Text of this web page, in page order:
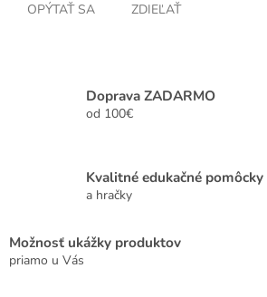
OPÝTAŤ SA ZDIEĽAŤ
Doprava ZADARMO
od 100€
Kvalitné edukačné pomôcky
a hračky
Možnosť ukážky produktov
priamo u Vás